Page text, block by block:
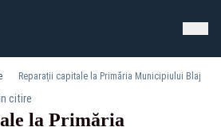
Reparaţii capitale la Primăria Municipiului Blaj
citire
la Primăria